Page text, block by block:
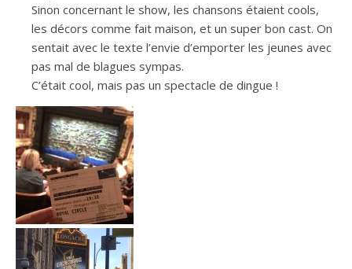
Sinon concernant le show, les chansons étaient cools,
les décors comme fait maison, et un super bon cast. On
sentait avec le texte l’envie d’emporter les jeunes avec
pas mal de blagues sympas.
C’était cool, mais pas un spectacle de dingue !